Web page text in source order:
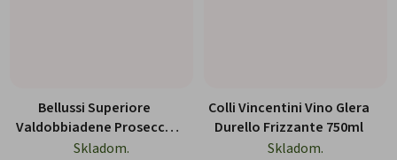
Bellussi Superiore
Valdobbiadene Prosecco
Extra Dry 750ml
Skladom.
Colli Vincentini Vino Glera
Durello Frizzante 750ml
Skladom.